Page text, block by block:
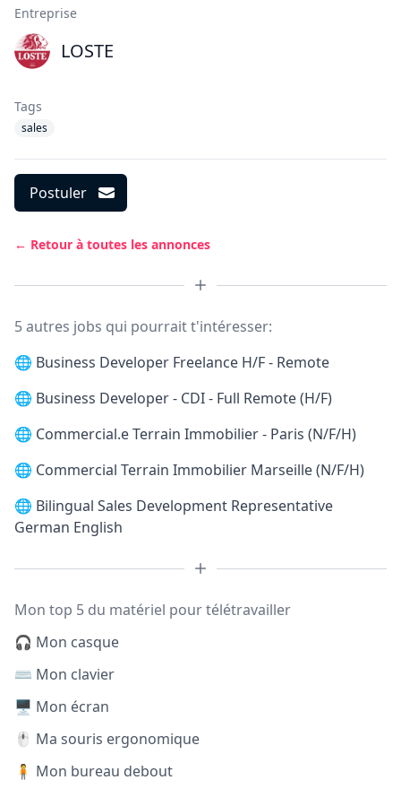
Entreprise
LOSTE
Tags
sales
Postuler
← Retour à toutes les annonces
5 autres jobs qui pourrait t'intéresser:
🌐 Business Developer Freelance H/F - Remote
🌐 Business Developer - CDI - Full Remote (H/F)
🌐 Commercial.e Terrain Immobilier - Paris (N/F/H)
🌐 Commercial Terrain Immobilier Marseille (N/F/H)
🌐 Bilingual Sales Development Representative
German English
Mon top 5 du matériel pour télétravailler
🎧 Mon casque
⌨️ Mon clavier
🖥️ Mon écran
🖱️ Ma souris ergonomique
🧍 Mon bureau debout